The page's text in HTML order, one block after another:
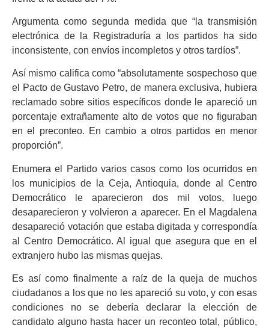
Argumenta como segunda medida que “la transmisión
electrónica de la Registraduría a los partidos ha sido
inconsistente, con envíos incompletos y otros tardíos”.
Así mismo califica como “absolutamente sospechoso que
el Pacto de Gustavo Petro, de manera exclusiva, hubiera
reclamado sobre sitios específicos donde le apareció un
porcentaje extrañamente alto de votos que no figuraban
en el preconteo. En cambio a otros partidos en menor
proporción”.
Enumera el Partido varios casos como los ocurridos en
los municipios de la Ceja, Antioquia, donde al Centro
Democrático le aparecieron dos mil votos, luego
desaparecieron y volvieron a aparecer. En el Magdalena
desapareció votación que estaba digitada y correspondía
al Centro Democrático. Al igual que asegura que en el
extranjero hubo las mismas quejas.
Es así como finalmente a raíz de la queja de muchos
ciudadanos a los que no les apareció su voto, y con esas
condiciones no se debería declarar la elección de
candidato alguno hasta hacer un reconteo total, público,